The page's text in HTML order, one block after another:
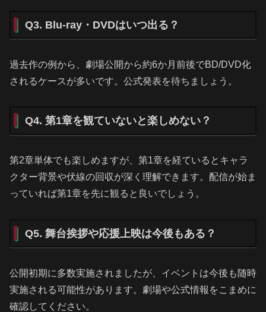
Q3. Blu-ray・DVDはいつ出る？
過去作の例から、劇場公開から約6か月前後でBD/DVD化
されるケースが多いです。公式発表を待ちましょう。
Q4. 第1章を観ていないと楽しめない？
第2章単体でも楽しめますが、第1章を経ているとキャラ
クター背景や伏線の回収が深く理解できます。配信が始ま
っていれば第1章を先に観ると良いでしょう。
Q5. 舞台挨拶や応援上映は今後もある？
公開初期に多数実施されましたが、イベントは今後も随時
実施される可能性があります。劇場や公式情報をこまめに
確認してください。